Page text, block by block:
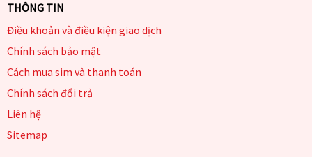
THÔNG TIN
Điều khoản và điều kiện giao dịch
Chính sách bảo mật
Cách mua sim và thanh toán
Chính sách đổi trả
Liên hệ
Sitemap